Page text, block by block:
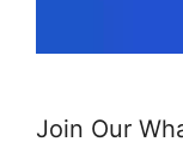
Join Our